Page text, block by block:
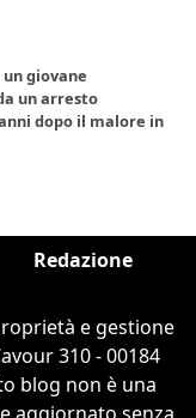
giovane
un arresto
dopo il malore in
Redazione
e gestione
310 - 00184
blog non è una
aggiornato senza